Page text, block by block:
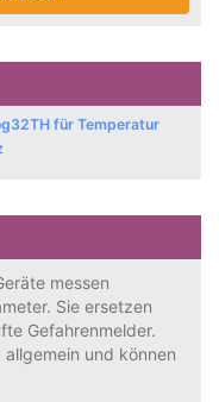
für Temperatur
messen
Sie ersetzen
Gefahrenmelder.
und können